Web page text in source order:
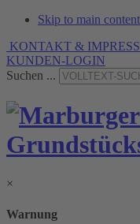
Skip to main
KONTAKT &
KUNDEN-LOGIN
Suchen ...
×
Warnung